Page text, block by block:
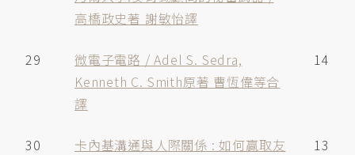
高橋政史著 謝敏怡譯
29
微電子電路 / Adel S. Sedra,
Kenneth C. Smith原著 曹恆偉等合
譯
14
30
卡內基溝通與人際關係 : 如何贏取友
13